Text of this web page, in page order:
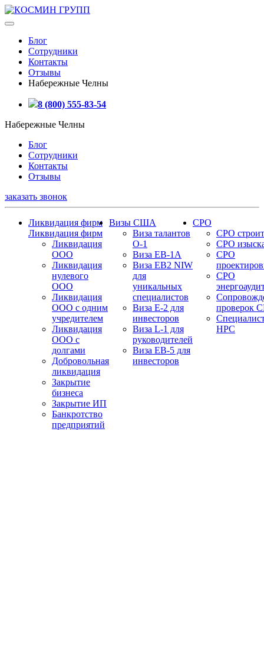
Блог
Сотрудники
Контакты
Отзывы
Набережные Челны
8 (800) 555-83-54
Набережные Челны
Блог
Сотрудники
Контакты
Отзывы
заказать звонок
Ликвидация фирм
Ликвидация фирм
Ликвидация
ООО
Ликвидация
нулевого
ООО
Ликвидация
ООО с одним
учредителем
Ликвидация
ООО с
долгами
Добровольная
ликвидация
Закрытие
бизнеса
Закрытие ИП
Банкротство
предприятий
Визы США
Виза талантов
О-1
Виза EB-1A
Виза EB2 NIW
для
уникальных
специалистов
Виза E-2 для
инвесторов
Виза L-1 для
руководителей
Виза EB-5 для
инвесторов
СРО
СРО
СРО
СРО
СРО
проверок
НРС